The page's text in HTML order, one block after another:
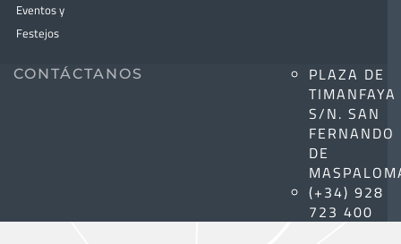
Eventos y
Festejos
CONTÁCTANOS
PLAZA DE
TIMANFAYA
S/N. SAN
FERNANDO
DE
(+34) 928
723 400